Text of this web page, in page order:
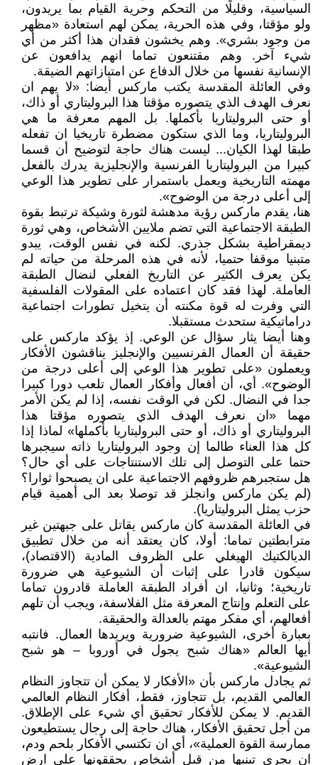
السياسية، وقليلًا من التحكم وحرية القيام بما يريدون،
ولو مؤقتا، وفي هذه الحرية، يمكن لهم استعادة «مظهر
من وجود بشري». وهم يخشون فقدان هذا أكثر من أي
شيء آخر. وهم مقتنعون تماما انهم يدافعون عن
الإنسانية نفسها من خلال الدفاع عن امتيازاتهم الضيقة.
وفي العائلة المقدسة يكتب ماركس أيضا: «لا يهم ان
نعرف الهدف الذي يتصوره مؤقتا هذا البروليتاري أو ذاك،
أو حتى البروليتاريا بأكملها. بل المهم معرفة ما هي
البروليتاريا، وما الذي ستكون مضطرة تاريخيا ان تفعله
طبقا لهذا الكيان... ليست هناك حاجة لتوضيح أن قسما
كبيرا من البروليتاريا الفرنسية والإنجليزية يدرك بالفعل
مهمته التاريخية ويعمل باستمرار على تطوير هذا الوعي
إلى أعلى درجة من الوضوح».
هنا، يقدم ماركس رؤية مدهشة لثورة وشيكة ترتبط بقوة
الطبقة الاجتماعية التي تضم ملايين الأشخاص، وهي ثورة
ديمقراطية بشكل جذري. لكنه في نفس الوقت، يبدو
متبنيا موقفا حتميا، لأنه في هذه المرحلة من حياته لم
يكن يعرف الكثير عن التاريخ الفعلي لنضال الطبقة
العاملة. لهذا فقد كان اعتماده على المقولات الفلسفية
التي وفرت له قوة مكنته أن يتخيل تطورات اجتماعية
دراماتيكية ستحدث مستقبلا.
وهنا أيضا يثار سؤال عن الوعي. إذ يؤكد ماركس على
حقيقة أن العمال الفرنسيين والإنجليز يناقشون الأفكار
ويعملون «على تطوير هذا الوعي إلى أعلى درجة من
الوضوح». أي، أن أفعال وأفكار العمال تلعب دورا كبيرا
جدا في النضال. لكن في الوقت نفسه، إذا لم يكن الأمر
مهما «ان نعرف الهدف الذي يتصوره مؤقتا هذا
البروليتاري أو ذاك، أو حتى البروليتاريا بأكملها» لماذا إذا
كل هذا العناء طالما إن وجود البروليتاريا ذاته سيجبرها
حتما على التوصل إلى تلك الاستنتاجات على أي حال؟
هل ستجبرهم ظروفهم الاجتماعية على ان يصبحوا ثوارا؟
(لم يكن ماركس وانجلز قد توصلا بعد الى أهمية قيام
حزب يمثل البروليتاريا).
في العائلة المقدسة كان ماركس يقاتل على جبهتين غير
مترابطتين تماما: أولا، كان يعتقد أنه من خلال تطبيق
الديالكتيك الهيغلي على الظروف المادية (الاقتصاد)،
سيكون قادرا على إثبات أن الشيوعية هي ضرورة
تاريخية؛ وثانيا، ان أفراد الطبقة العاملة قادرون تماما
على التعلم وإنتاج المعرفة مثل الفلاسفة، ويجب أن تلهم
أفعالهم، أي مفكر مهتم بالعدالة والحقيقة.
بعبارة أخرى، الشيوعية ضرورية ويريدها العمال. فانتبه
أيها العالم «هناك شبح يجول في أوروبا – هو شبح
الشيوعية».
ثم يجادل ماركس بأن «الأفكار لا يمكن أن تتجاوز النظام
العالمي القديم، بل تتجاوز، فقط، أفكار النظام العالمي
القديم. لا يمكن للأفكار تحقيق أي شيء على الإطلاق.
من أجل تحقيق الأفكار، هناك حاجة إلى رجال يستطيعون
ممارسة القوة العملية»، أي ان تكتسي الأفكار بلحم ودم،
ان يجري تبنيها من قبل أشخاص يحققونها على ارض